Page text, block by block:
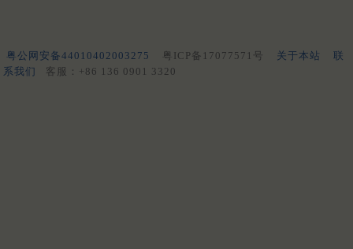
粤公网安备44010402003275 粤ICP备17077571号 关于本站
联
系我们
客服：+86 136 0901 3320